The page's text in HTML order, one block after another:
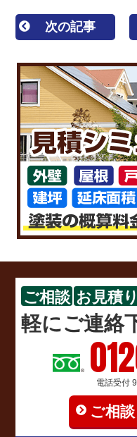
次の記事
ご相談 お見積り
軽にご連絡
電話受付
ご相